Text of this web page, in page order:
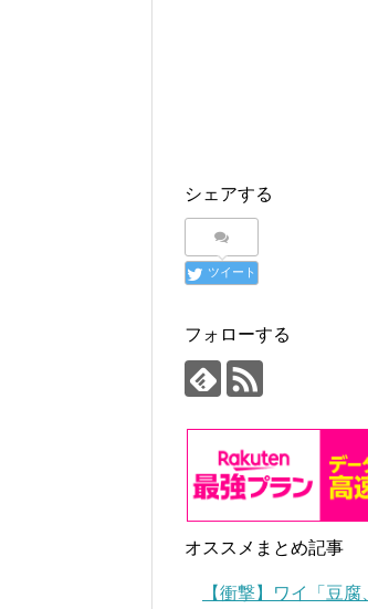
シェアする
ツイート
フォローする
オススメまとめ記事
【衝撃】ワイ「豆